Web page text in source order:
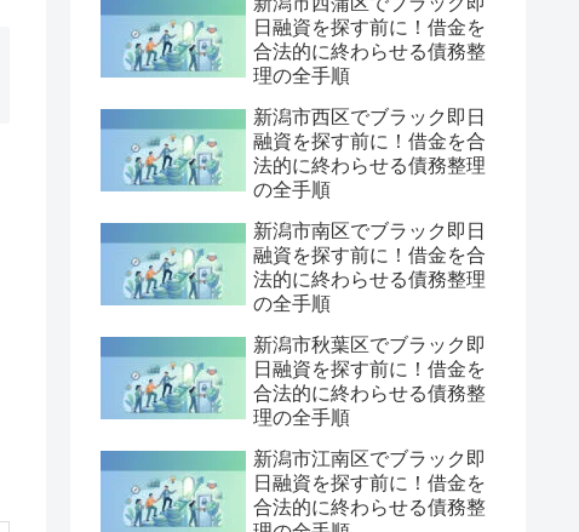
日融資を探す前に！借金を
合法的に終わらせる債務整
理の全手順
新潟市西区でブラック即日
融資を探す前に！借金を合
法的に終わらせる債務整理
の全手順
新潟市南区でブラック即日
融資を探す前に！借金を合
法的に終わらせる債務整理
の全手順
新潟市秋葉区でブラック即
日融資を探す前に！借金を
合法的に終わらせる債務整
理の全手順
新潟市江南区でブラック即
日融資を探す前に！借金を
合法的に終わらせる債務整